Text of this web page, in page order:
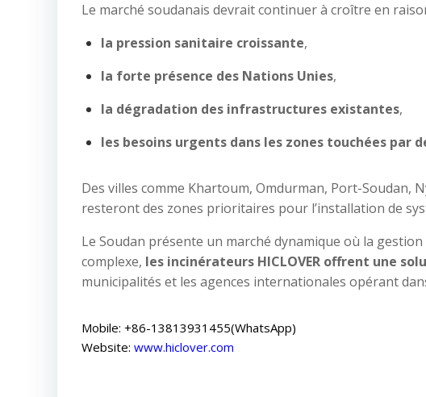
Le marché soudanais devrait continuer à croître en
la pression sanitaire croissante,
la forte présence des Nations Unies,
la dégradation des infrastructures existantes,
les besoins urgents dans les zones touchées par
Des villes comme Khartoum, Omdurman, Port-
resteront des zones prioritaires pour l’installation de
Le Soudan présente un marché dynamique où la
complexe, les incinérateurs HICLOVER offrent une
municipalités et les agences internationales opérant
Mobile: +86-13813931455(WhatsApp)
Website: www.hiclover.com